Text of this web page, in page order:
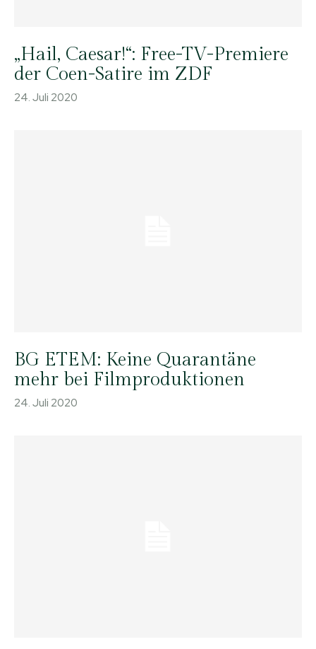
„Hail, Caesar!“: Free-TV-Premiere
der Coen-Satire im ZDF
24. Juli 2020
BG ETEM: Keine Quarantäne
mehr bei Filmproduktionen
24. Juli 2020